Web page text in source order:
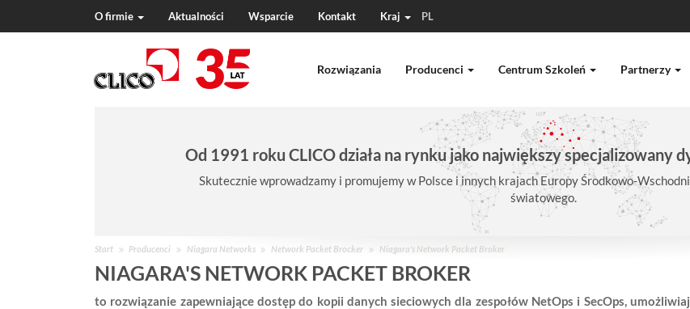
O firmie Aktualności Wsparcie Kontakt Kraj PL
Rozwiązania Producenci Centrum Szkoleń Partnerzy
Od 1991 roku CLICO działa na rynku jako największy specjalizowany
Skutecznie wprowadzamy i promujemy w Polsce i innych krajach Europy Środkowo-
światowego.
J
e
s
t
Start Producenci Niagara Networks Network Packet Brocker Niagara's Network Packet Broker
NIAGARA'S NETWORK PACKET BROKER
to rozwiązanie zapewniające dostęp do kopii danych sieciowych dla zespołów NetOps i SecOps,